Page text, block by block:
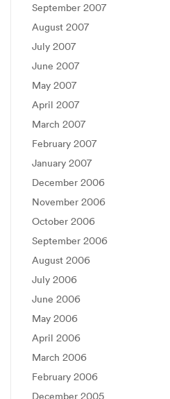
September 2007
August 2007
July 2007
June 2007
May 2007
April 2007
March 2007
February 2007
January 2007
December 2006
November 2006
October 2006
September 2006
August 2006
July 2006
June 2006
May 2006
April 2006
March 2006
February 2006
December 2005